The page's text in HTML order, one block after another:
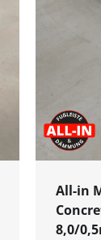
All-in
8,0/